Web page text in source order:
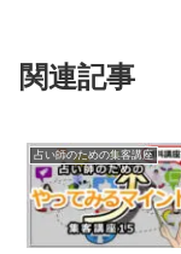
関連記事
占い師のための集客講座